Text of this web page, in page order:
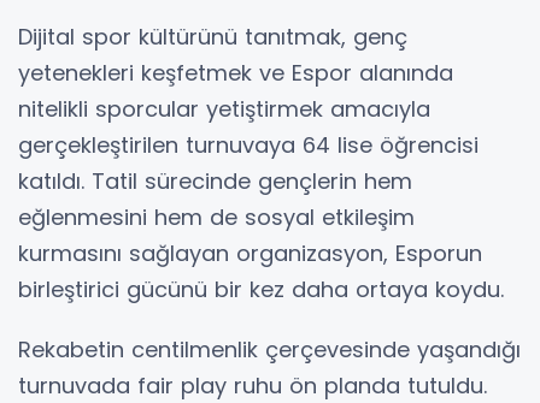
Dijital spor kültürünü tanıtmak, genç
yetenekleri keşfetmek ve Espor alanında
nitelikli sporcular yetiştirmek amacıyla
gerçekleştirilen turnuvaya 64 lise öğrencisi
katıldı. Tatil sürecinde gençlerin hem
eğlenmesini hem de sosyal etkileşim
kurmasını sağlayan organizasyon, Esporun
birleştirici gücünü bir kez daha ortaya koydu.
Rekabetin centilmenlik çerçevesinde yaşandığı
turnuvada fair play ruhu ön planda tutuldu.